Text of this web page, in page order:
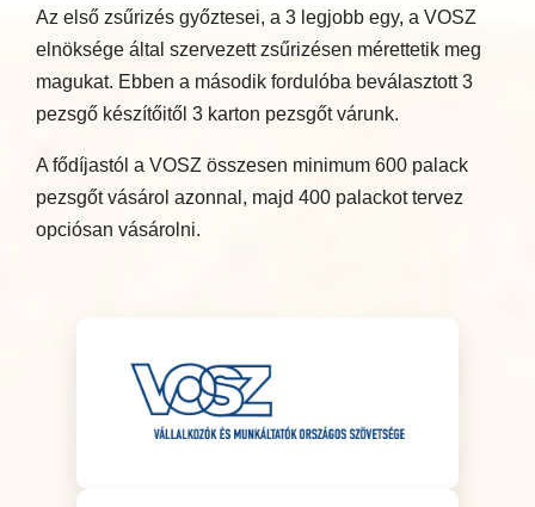
Az első zsűrizés győztesei, a 3 legjobb egy, a VOSZ
elnöksége által szervezett zsűrizésen mérettetik meg
magukat. Ebben a második fordulóba beválasztott 3
pezsgő készítőitől 3 karton pezsgőt várunk.
A fődíjastól a VOSZ összesen minimum 600 palack
pezsgőt vásárol azonnal, majd 400 palackot tervez
opciósan vásárolni.